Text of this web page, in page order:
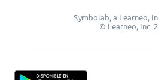
Symbolab, a Learneo,
© Learneo, Inc.